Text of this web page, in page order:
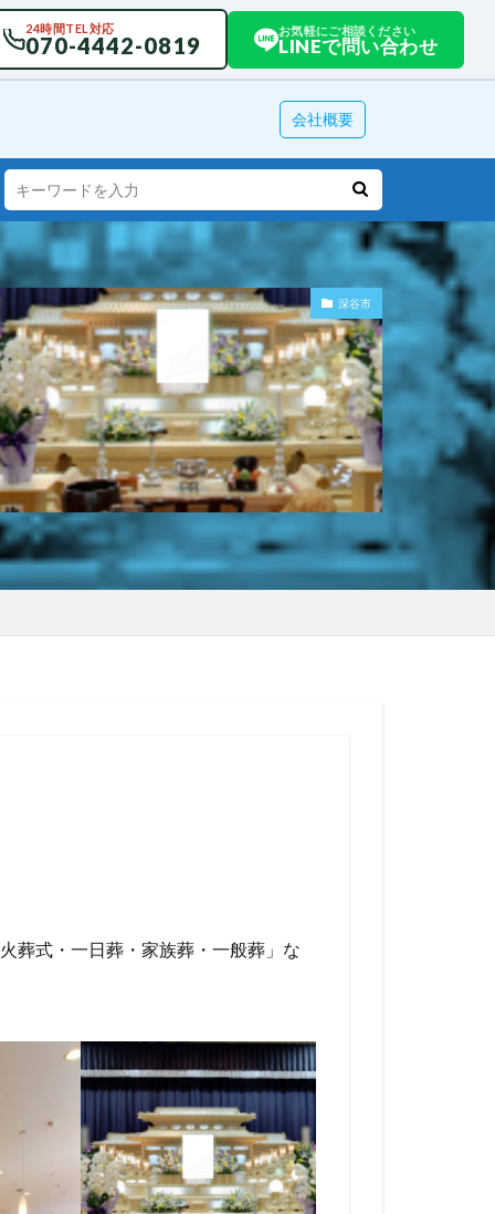
24時間TEL対応
070-4442-0819
お気軽にご相談ください
LINEで問い合わせ
会社概要
深谷市
葬式・一日葬・家族葬・一般葬」な